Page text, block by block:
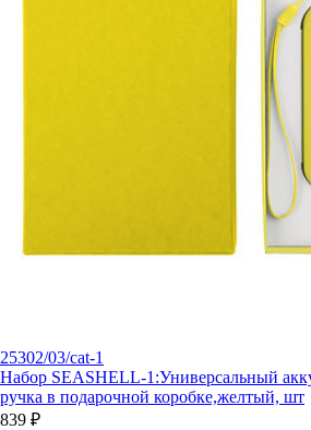
25302/03/cat-1
Набор SEASHELL-1:Универсальный
ручка в подарочной коробке,желтый, шт
839 ₽